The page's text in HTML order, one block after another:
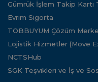
Gümrük İşlem Takip Kartı
Evrim Sigorta
TOBBUYUM Çözüm
Lojistik Hizmetler (Move
NCTSHub
SGK Teşvikleri ve İş ve